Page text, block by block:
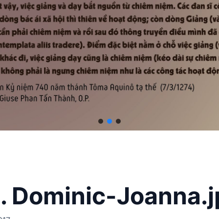
Dominic-